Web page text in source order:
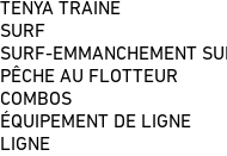
TENYA TRAÎNE
SURF
SURF-EMMANCHEMENT
PÊCHE AU FLOTTEUR
COMBOS
ÉQUIPEMENT DE LIGNE
LIGNE